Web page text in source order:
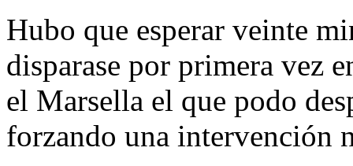
Hubo que esperar veinte
disparase por primera vez
el Marsella el que podo
forzando una intervención